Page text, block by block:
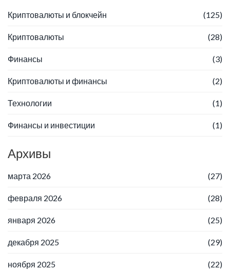
Криптовалюты и блокчейн (125)
Криптовалюты (28)
Финансы (3)
Криптовалюты и финансы (2)
Технологии (1)
Финансы и инвестиции (1)
Архивы
марта 2026 (27)
февраля 2026 (28)
января 2026 (25)
декабря 2025 (29)
ноября 2025 (22)